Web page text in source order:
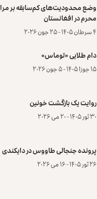
وضع محدودیت‌های کم‌سابقه بر
محرم در افغانستان
۴ سرطان ۱۴۰۵ - ۲۵ جون ۲۰۲۶
دام طلایی «توماس»
۱۵ جوزا ۱۴۰۵ - ۵ جون ۲۰۲۶
روایت یک بازگشت خونین
۳۰ ثور ۱۴۰۵ - ۲۰ می ۲۰۲۶
پرونده‌ جنجالی طاووس در دایکندی
۲۶ ثور ۱۴۰۵ - ۱۶ می ۲۰۲۶